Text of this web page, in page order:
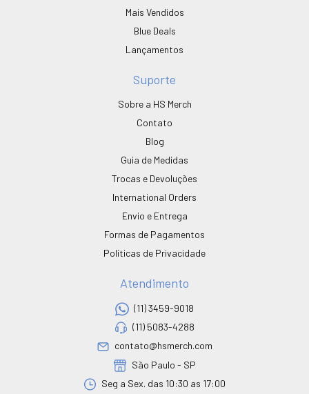
Mais Vendidos
Blue Deals
Lançamentos
Suporte
Sobre a HS Merch
Contato
Blog
Guia de Medidas
Trocas e Devoluções
International Orders
Envio e Entrega
Formas de Pagamentos
Políticas de Privacidade
Atendimento
(11) 3459-9018
(11) 5083-4288
contato@hsmerch.com
São Paulo - SP
Seg a Sex. das 10:30 as 17:00